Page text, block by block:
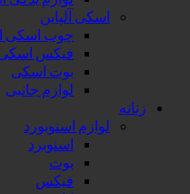
اسکی آلپاین
چوب اسکی
فیکس
بوت اسکی
لوازم جانبی
زنانه
لوازم اسنوبورد
اسنوبرد
بوت
فیکس